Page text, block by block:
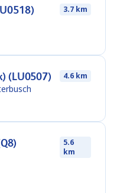
3.7 km
(LU0507) 4.6 km
5.6
km